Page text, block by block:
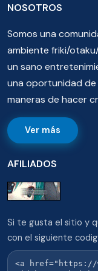
NOSOTROS
Somos una
ambiente friki/
un sano
una oportunidad
maneras de hacer
Ver más
AFILIADOS
Si te gusta el sitio y
con el siguiente